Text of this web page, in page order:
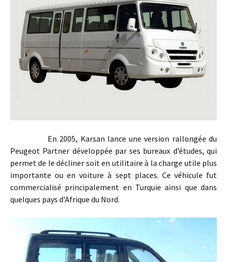
En 2005, Karsan lance une version rallongée du
Peugeot Partner développée par ses bureaux d’études, qui
permet de le décliner soit en utilitaire à la charge utile plus
importante ou en voiture à sept places. Ce véhicule fut
commercialisé principalement en Turquie ainsi que dans
quelques pays d’Afrique du Nord.